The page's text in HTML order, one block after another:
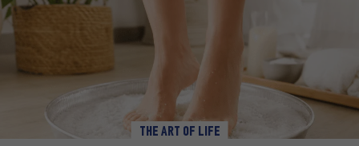
THE ART OF LIFE